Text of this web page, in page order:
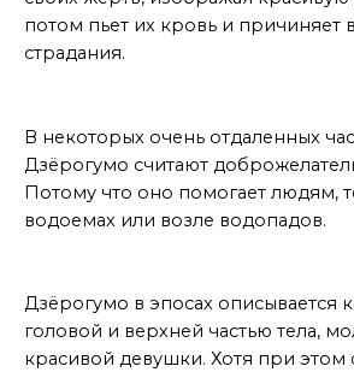
потом пьет их кровь и причиняет
страдания.
В некоторых очень отдаленных
Дзёрогумо считают
Потому что оно помогает людям,
водоемах или возле водопадов.
Дзёрогумо в эпосах описывается
головой и верхней частью тела,
красивой девушки. Хотя при этом